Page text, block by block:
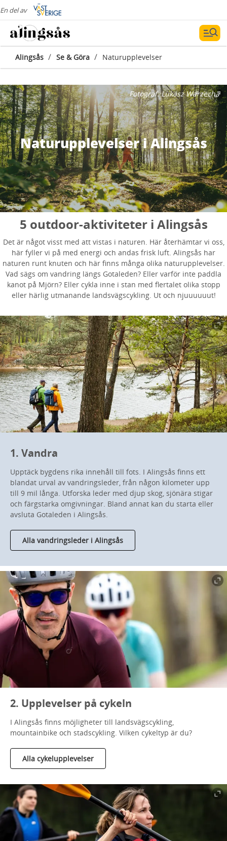
En del av
Alingsås / Se & Göra / Naturupplevelser
Naturupplevelser i Alingsås
Fotograf:Lukasz Warzecha
5 outdoor-aktiviteter i Alingsås
Det är något visst med att vistas i naturen. Här återhämtar vi oss,
här fyller vi på med energi och andas frisk luft. Alingsås har
naturen runt knuten och här finns många olika naturupplevelser.
Vad sägs om vandring längs Gotaleden? Eller varför inte paddla
kanot på Mjörn? Eller cykla inne i stan med flertalet olika stopp
eller härlig utmanande landsvägscykling. Ut och njuuuuuut!
1. Vandra
Upptäck bygdens rika innehåll till fots. I Alingsås finns ett
blandat urval av vandringsleder, från någon kilometer upp
till 9 mil långa. Utforska leder med djup skog, sjönära stigar
och färgstarka omgivningar. Bland annat kan du starta eller
avsluta Gotaleden i Alingsås.
Alla vandringsleder i Alingsås
2. Upplevelser på cykeln
I Alingsås finns möjligheter till landsvägscykling,
mountainbike och stadscykling. Vilken cykeltyp är du?
Alla cykelupplevelser